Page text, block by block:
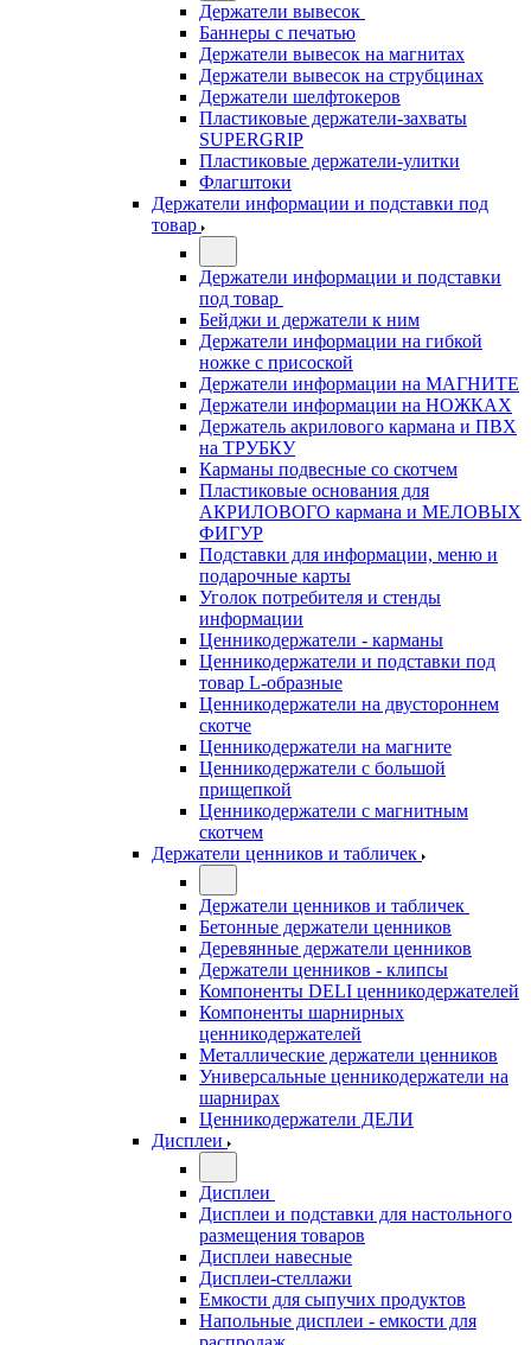
Держатели вывесок
Баннеры с печатью
Держатели вывесок на магнитах
Держатели вывесок на струбцинах
Держатели шелфтокеров
Пластиковые держатели-захваты
SUPERGRIP
Пластиковые держатели-улитки
Флагштоки
Держатели информации и подставки под
товар
Держатели информации и подставки
под товар
Бейджи и держатели к ним
Держатели информации на гибкой
ножке с присоской
Держатели информации на МАГНИТЕ
Держатели информации на НОЖКАХ
Держатель акрилового кармана и ПВХ
на ТРУБКУ
Карманы подвесные со скотчем
Пластиковые основания для
АКРИЛОВОГО кармана и МЕЛОВЫХ
ФИГУР
Подставки для информации, меню и
подарочные карты
Уголок потребителя и стенды
информации
Ценникодержатели - карманы
Ценникодержатели и подставки под
товар L-образные
Ценникодержатели на двустороннем
скотче
Ценникодержатели на магните
Ценникодержатели с большой
прищепкой
Ценникодержатели с магнитным
скотчем
Держатели ценников и табличек
Держатели ценников и табличек
Бетонные держатели ценников
Деревянные держатели ценников
Держатели ценников - клипсы
Компоненты DELI ценникодержателей
Компоненты шарнирных
ценникодержателей
Металлические держатели ценников
Универсальные ценникодержатели на
шарнирах
Ценникодержатели ДЕЛИ
Дисплеи
Дисплеи
Дисплеи и подставки для настольного
размещения товаров
Дисплеи навесные
Дисплеи-стеллажи
Емкости для сыпучих продуктов
Напольные дисплеи - емкости для